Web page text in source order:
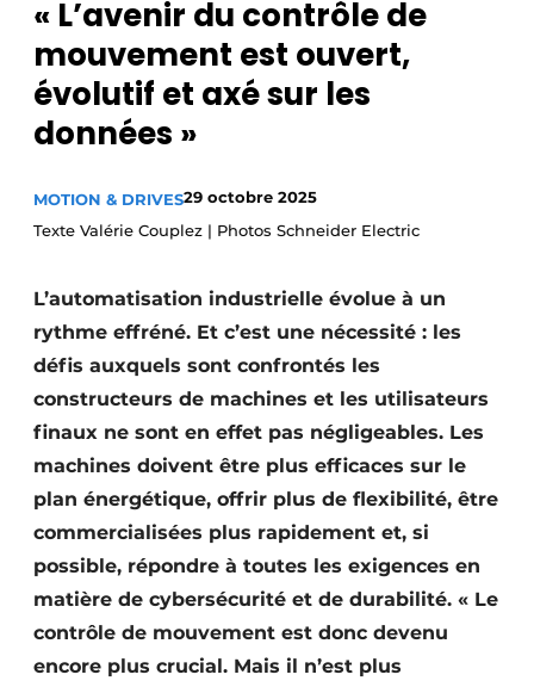
Podcasts
Privacy / Cookie statement
S’inscrire
S’inscrire
Termes et conditions
Video’s
« L’avenir du contrôle de
mouvement est ouvert,
évolutif et axé sur les
données »
MOTION & DRIVES29 octobre 2025
Texte Valérie Couplez | Photos Schneider Electric
L’automatisation industrielle évolue à un
rythme effréné. Et c’est une nécessité : les
défis auxquels sont confrontés les
constructeurs de machines et les utilisateurs
finaux ne sont en effet pas négligeables. Les
machines doivent être plus efficaces sur le
plan énergétique, offrir plus de flexibilité, être
commercialisées plus rapidement et, si
possible, répondre à toutes les exigences en
matière de cybersécurité et de durabilité. « Le
contrôle de mouvement est donc devenu
encore plus crucial. Mais il n’est plus